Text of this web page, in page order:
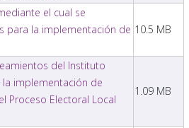
el cual se
para la implementación de 10.5 MB
del Instituto
implementación de
Proceso Electoral Local
1.09 MB